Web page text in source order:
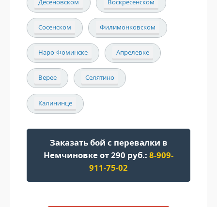
Десеновском Воскресенском
Сосенском Филимонковском
Наро-Фоминске Апрелевке
Верее Селятино
Калининце
Заказать бой с перевалки в
Немчиновке от 290 руб.: 8-909-
911-75-02